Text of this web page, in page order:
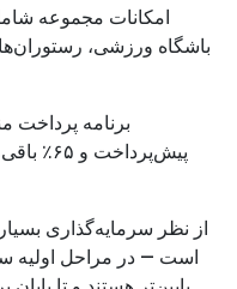
امکانات مجموعه
باشگاه ورزشی،